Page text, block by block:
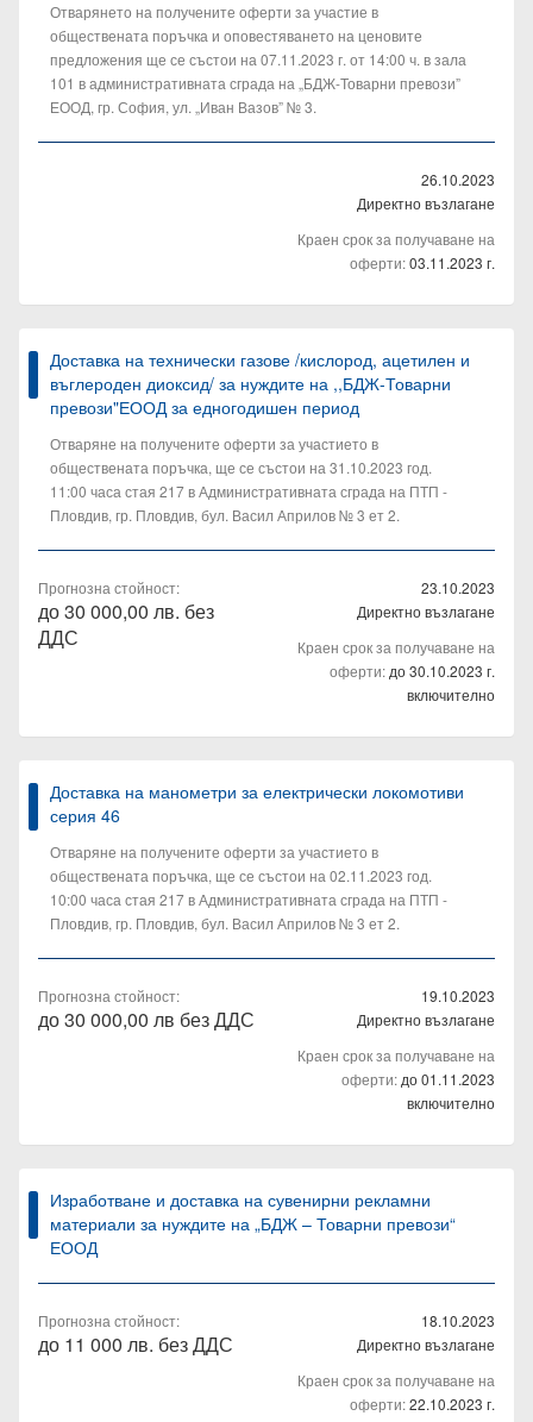
Отварянето на получените оферти за участие в
обществената поръчка и оповестяването на ценовите
предложения ще се състои на 07.11.2023 г. от 14:00 ч. в зала
101 в административната сграда на „БДЖ-Товарни превози”
ЕООД, гр. София, ул. „Иван Вазов” № 3.
26.10.2023
Директно възлагане
Краен срок за получаване на
оферти:03.11.2023 г.
Доставка на технически газове /кислород, ацетилен и
въглероден диоксид/ за нуждите на ,,БДЖ-Товарни
превози"ЕООД за едногодишен период
Отваряне на получените оферти за участието в
обществената поръчка, ще се състои на 31.10.2023 год.
11:00 часа стая 217 в Административната сграда на ПТП -
Пловдив, гр. Пловдив, бул. Васил Априлов № 3 ет 2.
Прогнозна стойност:
до 30 000,00 лв. без
ДДС
23.10.2023
Директно възлагане
Краен срок за получаване на
оферти: до 30.10.2023 г.
включително
Доставка на манометри за електрически локомотиви
серия 46
Отваряне на получените оферти за участието в
обществената поръчка, ще се състои на 02.11.2023 год.
10:00 часа стая 217 в Административната сграда на ПТП -
Пловдив, гр. Пловдив, бул. Васил Априлов № 3 ет 2.
Прогнозна стойност:
до 30 000,00 лв без ДДС
19.10.2023
Директно възлагане
Краен срок за получаване на
оферти: до 01.11.2023
включително
Изработване и доставка на сувенирни рекламни
материали за нуждите на „БДЖ – Товарни превози“
ЕООД
Прогнозна стойност:
до 11 000 лв. без ДДС
18.10.2023
Директно възлагане
Краен срок за получаване на
оферти:22.10.2023 г.